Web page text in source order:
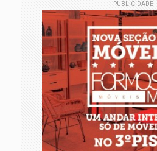
PUBLICIDADE